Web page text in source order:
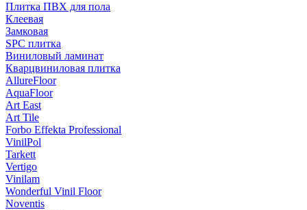
Плитка ПВХ для пола
Клеевая
Замковая
SPC плитка
Виниловый ламинат
Кварцвиниловая плитка
AllureFloor
AquaFloor
Art East
Art Tile
Forbo Effekta Professional
VinilPol
Tarkett
Vertigo
Vinilam
Wonderful Vinil Floor
Noventis